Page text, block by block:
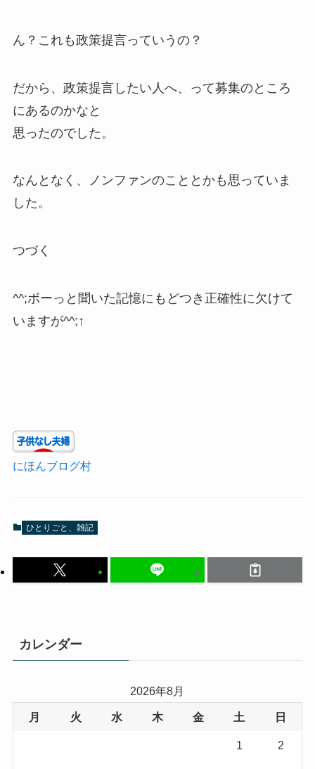
ん？これも政策提言っていうの？
だから、政策提言したい人へ、って募集のところ
にあるのかなと
思ったのでした。
なんとなく、ノンファンのこととかも思っていま
した。
つづく
^^;ボーっと聞いた記憶にもどつき正確性に欠けて
いますが^^;↑
にほんブログ村
ひとりごと、雑記
カレンダー
2026年8月
月 火 水 木 金 土 日
1 2